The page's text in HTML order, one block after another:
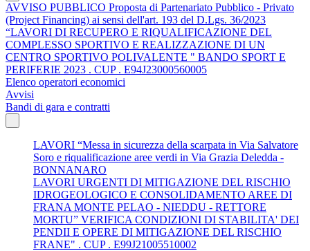
AVVISO PUBBLICO Proposta di Partenariato Pubblico - Privato
(Project Financing) ai sensi dell'art. 193 del D.Lgs. 36/2023
“LAVORI DI RECUPERO E RIQUALIFICAZIONE DEL
COMPLESSO SPORTIVO E REALIZZAZIONE DI UN
CENTRO SPORTIVO POLIVALENTE " BANDO SPORT E
PERIFERIE 2023 . CUP . E94J23000560005
Elenco operatori economici
Avvisi
Bandi di gara e contratti
LAVORI “Messa in sicurezza della scarpata in Via Salvatore
Soro e riqualificazione aree verdi in Via Grazia Deledda -
BONNANARO
LAVORI URGENTI DI MITIGAZIONE DEL RISCHIO
IDROGEOLOGICO E CONSOLIDAMENTO AREE DI
FRANA MONTE PELAO - NIEDDU - RETTORE
MORTU” VERIFICA CONDIZIONI DI STABILITA' DEI
PENDII E OPERE DI MITIGAZIONE DEL RISCHIO
FRANE" . CUP . E99J21005510002